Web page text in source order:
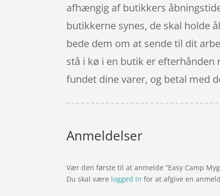
afhængig af butikkers
butikkerne synes, de skal holde
bede dem om at sende til dit
stå i kø i en butik er efterhånden
fundet dine varer, og betal med
Anmeldelser
Vær den første til at anmelde “Easy Camp
Du skal være logged in for at afgive en